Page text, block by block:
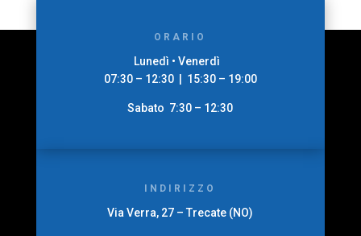
ORARIO
Lunedì • Venerdì
07:30 – 12:30 | 15:30 – 19:00
Sabato 7:30 – 12:30
INDIRIZZO
Via Verra, 27 – Trecate (NO)